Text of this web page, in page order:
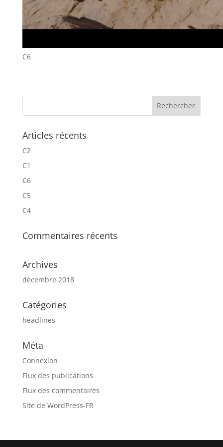
C6
Articles récents
C2
C1
C6
C5
C4
Commentaires récents
Archives
décembre 2018
Catégories
headlines
Méta
Connexion
Flux des publications
Flux des commentaires
Site de WordPress-FR